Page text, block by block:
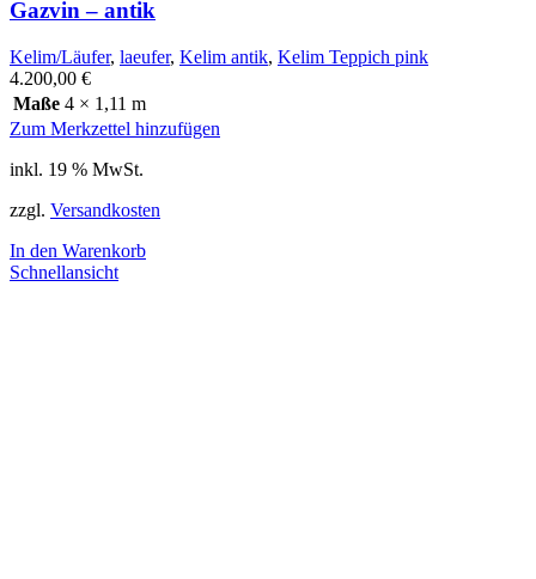
Gazvin – antik
Kelim/Läufer, laeufer, Kelim antik, Kelim Teppich pink
4.200,00 €
Maße 4 × 1,11 m
Zum Merkzettel hinzufügen
inkl. 19 % MwSt.
zzgl. Versandkosten
In den Warenkorb
Schnellansicht